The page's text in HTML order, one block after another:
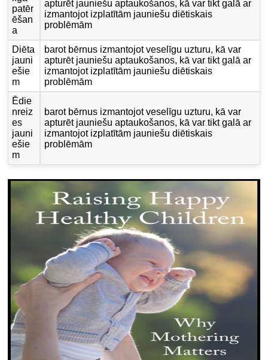
patēr
ēšan
a
apturēt jauniešu aptaukošanos, kā var tikt galā ar
izmantojot izplatītām jauniešu diētiskais
problēmām
Diēta
jauni
ešie
m
barot bērnus izmantojot veselīgu uzturu, kā var
apturēt jauniešu aptaukošanos, kā var tikt galā ar
izmantojot izplatītām jauniešu diētiskais
problēmām
Ēdie
nreiz
es
jauni
ešie
m
barot bērnus izmantojot veselīgu uzturu, kā var
apturēt jauniešu aptaukošanos, kā var tikt galā ar
izmantojot izplatītām jauniešu diētiskais
problēmām